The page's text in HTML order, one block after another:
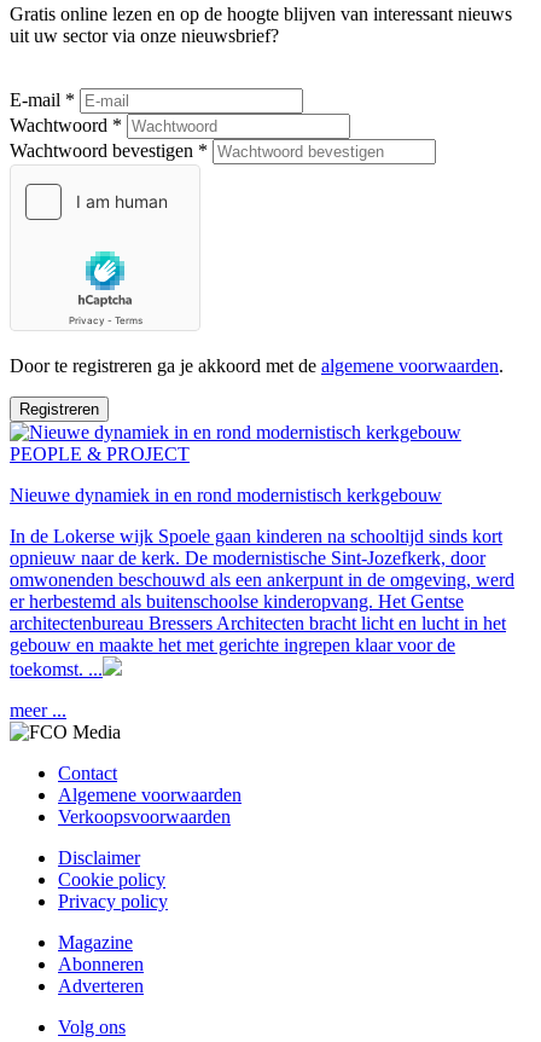
Gratis online lezen en op de hoogte blijven van interessant nieuws
uit uw sector via onze nieuwsbrief?
E-mail *
Wachtwoord *
Wachtwoord bevestigen *
Door te registreren ga je akkoord met de algemene voorwaarden.
Registreren
PEOPLE & PROJECT
Nieuwe dynamiek in en rond modernistisch kerkgebouw
In de Lokerse wijk Spoele gaan kinderen na schooltijd sinds kort
opnieuw naar de kerk. De modernistische Sint-Jozefkerk, door
omwonenden beschouwd als een ankerpunt in de omgeving, werd
er herbestemd als buitenschoolse kinderopvang. Het Gentse
architectenbureau Bressers Architecten bracht licht en lucht in het
gebouw en maakte het met gerichte ingrepen klaar voor de
toekomst. ...
meer ...
Contact
Algemene voorwaarden
Verkoopsvoorwaarden
Disclaimer
Cookie policy
Privacy policy
Magazine
Abonneren
Adverteren
Volg ons